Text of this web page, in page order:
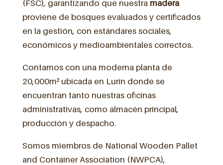
(FSC), garantizando que nuestra madera
proviene de bosques evaluados y certificados
en la gestión, con estándares sociales,
económicos y medioambientales correctos.
Contamos con una moderna planta de
20,000m² ubicada en Lurín donde se
encuentran tanto nuestras oficinas
administrativas, como almacén principal,
producción y despacho.
Somos miembros de National Wooden Pallet
and Container Association (NWPCA),